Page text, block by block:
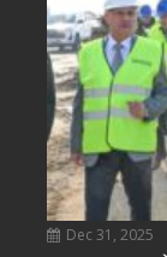
Dec 31, 2025